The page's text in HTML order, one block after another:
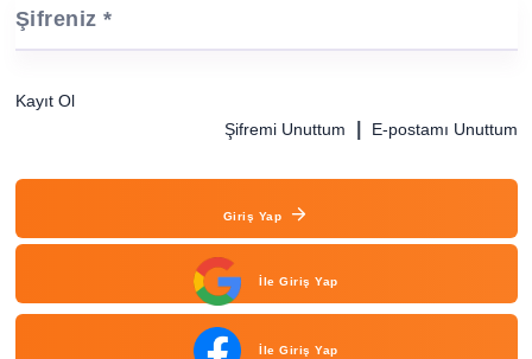
Şifreniz *
Kayıt Ol
Şifremi Unuttum
E-postamı Unuttum
Giriş Yap
İle Giriş Yap
İle Giriş Yap